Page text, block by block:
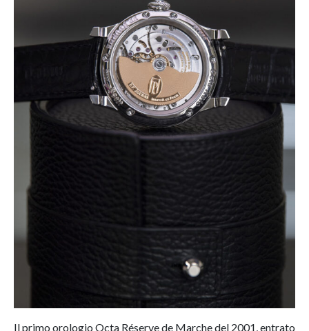
Il primo orologio Octa Réserve de Marche del 2001, entrato